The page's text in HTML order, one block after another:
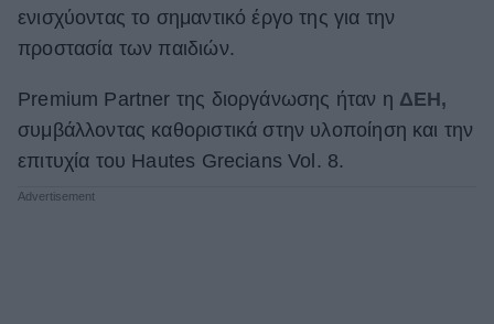
ενισχύοντας το σημαντικό έργο της για την
προστασία των παιδιών.
Premium Partner της διοργάνωσης ήταν η ΔΕΗ,
συμβάλλοντας καθοριστικά στην υλοποίηση και την
επιτυχία του Hautes Grecians Vol. 8.